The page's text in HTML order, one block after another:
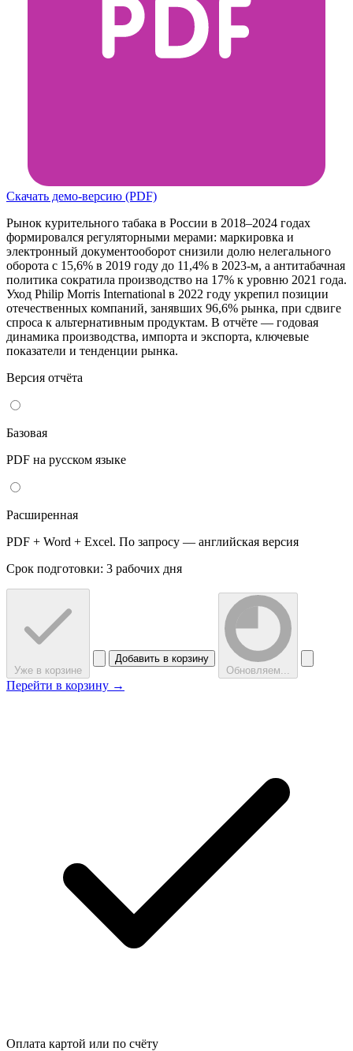
Скачать демо-версию (PDF)
Рынок курительного табака в России в 2018–2024 годах
формировался регуляторными мерами: маркировка и
электронный документооборот снизили долю нелегального
оборота с 15,6% в 2019 году до 11,4% в 2023-м, а антитабачная
политика сократила производство на 17% к уровню 2021 года.
Уход Philip Morris International в 2022 году укрепил позиции
отечественных компаний, занявших 96,6% рынка, при сдвиге
спроса к альтернативным продуктам. В отчёте — годовая
динамика производства, импорта и экспорта, ключевые
показатели и тенденции рынка.
Версия отчёта
Базовая
PDF на русском языке
Расширенная
PDF + Word + Excel. По запросу — английская версия
Срок подготовки: 3 рабочих дня
Уже в корзине
Добавить в корзину
Обновляем...
Перейти в корзину →
Оплата картой или по счёту